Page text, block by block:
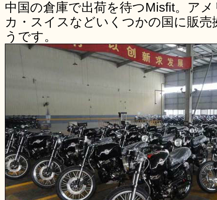
中国の倉庫で出荷を待つMisfit。ア
カ・スイスなどいくつかの国に販
うです。